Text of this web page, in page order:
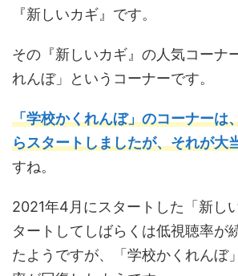
『新しいカギ』です。
その『新しいカギ』の人気コーナ
れんぼ」というコーナーです。
「学校かくれんぼ」のコーナーは
らスタートしましたが、それが大
すね。
2021年4月にスタートした「新し
タートしてしばらくは低視聴率が
たようですが、「学校かくれんぼ